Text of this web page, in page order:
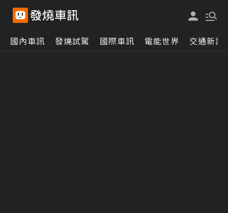
國內車訊 發燒試駕 國際車訊 電能世界 交通新訊